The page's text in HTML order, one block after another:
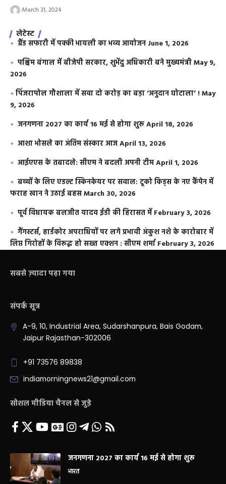
March 31, 2024
लेटेस्ट
ग्रैंड सफारी में पक्की भायली का भव्य आयोजन June 1, 2026
पश्चिम बंगाल में बीजेपी सरकार, शुभेंदु अधिकारी बने मुख्यमंत्रीMay 9,
2026
​पिंजरापोल गौशाला में सवा दो करोड़ का बड़ा ‘अनुदान घोटाला’ !May
9, 2026
जनगणना 2027 का कार्य 16 मई से होगा शुरूApril 18, 2026
आशा भोसले का अंतिम संस्कार आजApril 13, 2026
आईएएस के तबादले: सीएम ने बदली अपनी टीमApril 1, 2026
बच्चों के लिए एडल्ट स्किनकेयर पर सवाल: टूको किड्स के नए कैंपेन में
फराह खान ने उठाई बहसMarch 30, 2026
पूर्व विधायक बलजीत यादव ईडी की हिरासत में February 3, 2026
गैंगस्टर्स, हार्डकोर अपराधियों पर लगे प्रभावी अंकुश नशे के कारोबार में
लिप्त गिरोहों के विरूद्ध हो सख्त एक्शन : सीएम शर्मा February 3, 2026
सबसे ज़्यादा पढ़ा गया
संपर्क सूत्र
A-9, 10, Industrial Area, Sudarshanpura, Bais Godam,
Jaipur Rajasthan-302006
+91 73576 89838
indiamorningnews21@gmail.com
सोशल मीडिया चैनल से जुड़े
जनगणना 2027 का कार्य 16 मई से होगा शुरू
भारत